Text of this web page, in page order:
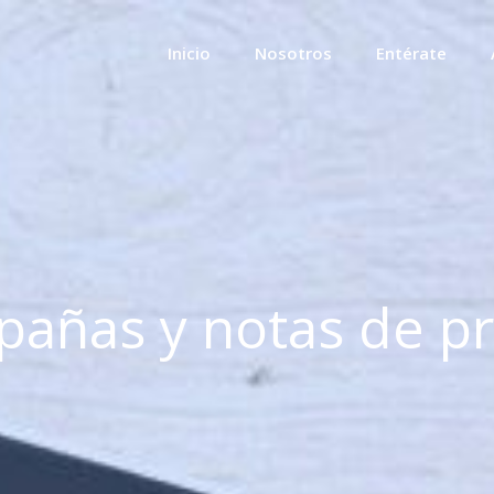
Inicio Nosotros Entérate
y notas de